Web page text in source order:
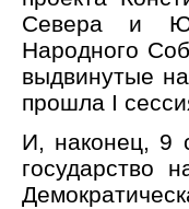
Севера и
Народного
выдвинутые
прошла I
И, наконец, 9
государство